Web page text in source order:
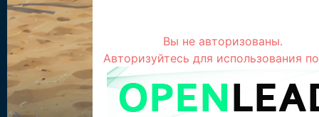
Вы не авторизованы.
Авторизуйтесь для использования